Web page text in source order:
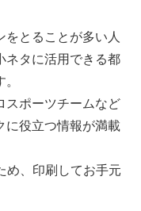
とることが多い人
ネタに活用できる都
スポーツチームなど
に役立つ情報が満載
め、印刷してお手元